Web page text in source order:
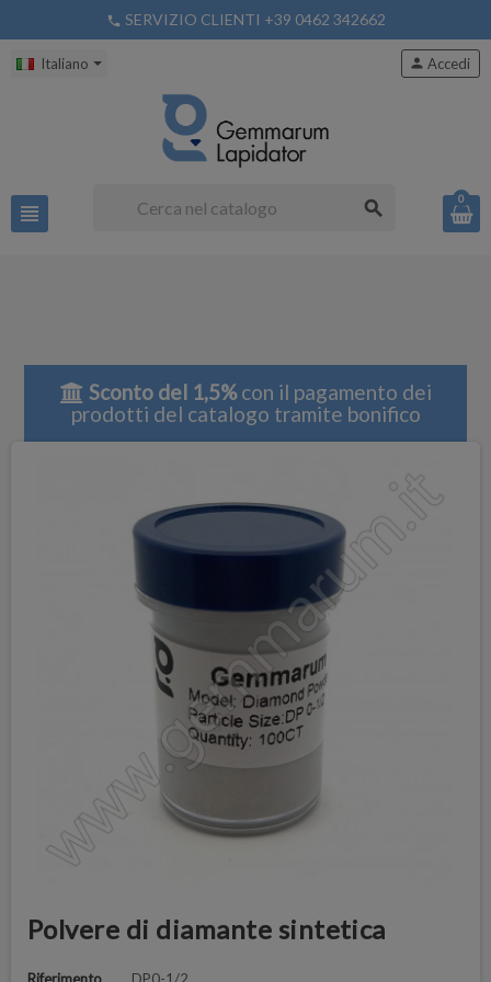
phone SERVIZIO CLIENTI +39 0462 342662
Italiano
view_headline search
person Accedi
0
Sconto del 1,5%con il pagamento dei
prodotti del catalogo tramite bonifico
Polvere di diamante sintetica